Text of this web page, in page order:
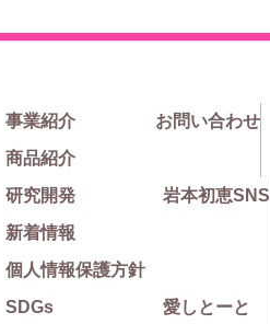
事業紹介
商品紹介
研究開発
新着情報
個人情報保護方針
SDGs
お問い合わせ
岩本初恵SNS
愛しとーと